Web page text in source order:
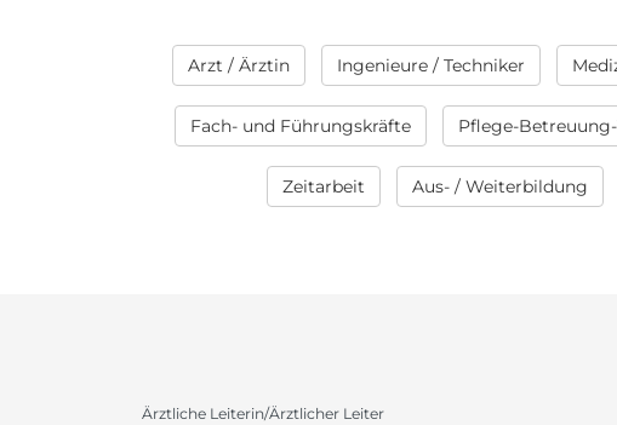
Arzt / Ärztin Ingenieure / Techniker
Fach- und Führungskräfte Pflege-
Zeitarbeit Aus- / Weiterbildung
Ärztliche Leiterin/Ärztlicher Leiter